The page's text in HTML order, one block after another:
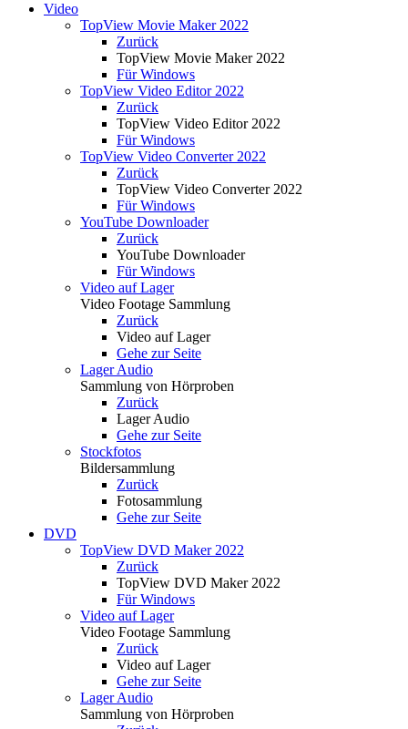
Video
TopView Movie Maker 2022
Zurück
TopView Movie Maker 2022
Für Windows
TopView Video Editor 2022
Zurück
TopView Video Editor 2022
Für Windows
TopView Video Converter 2022
Zurück
TopView Video Converter 2022
Für Windows
YouTube Downloader
Zurück
YouTube Downloader
Für Windows
Video auf Lager
Video Footage Sammlung
Zurück
Video auf Lager
Gehe zur Seite
Lager Audio
Sammlung von Hörproben
Zurück
Lager Audio
Gehe zur Seite
Stockfotos
Bildersammlung
Zurück
Fotosammlung
Gehe zur Seite
DVD
TopView DVD Maker 2022
Zurück
TopView DVD Maker 2022
Für Windows
Video auf Lager
Video Footage Sammlung
Zurück
Video auf Lager
Gehe zur Seite
Lager Audio
Sammlung von Hörproben